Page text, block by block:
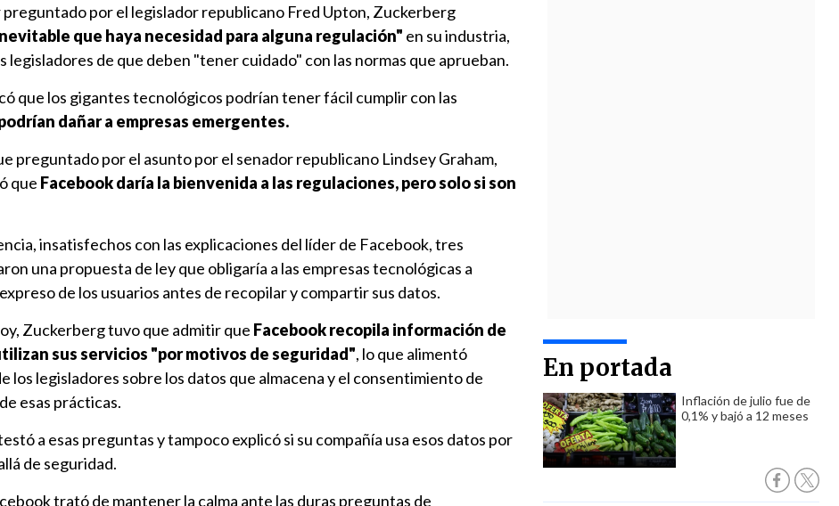
En portada
Inflación de julio fue de
0,1% y bajó a 12 meses
preguntado por el legislador republicano Fred Upton, Zuckerberg
que haya necesidad para alguna regulación" en su industria,
legisladores de que deben "tener cuidado" con las normas que aprueban.
que los gigantes tecnológicos podrían tener fácil cumplir con las
dañar a empresas emergentes.
preguntado por el asunto por el senador republicano Lindsey Graham,
que Facebook daría la bienvenida a las regulaciones, pero solo si son
insatisfechos con las explicaciones del líder de Facebook, tres
una propuesta de ley que obligaría a las empresas tecnológicas a
de los usuarios antes de recopilar y compartir sus datos.
Zuckerberg tuvo que admitir que Facebook recopila información de
sus servicios "por motivos de seguridad", lo que alimentó
los legisladores sobre los datos que almacena y el consentimiento de
esas prácticas.
a esas preguntas y tampoco explicó si su compañía usa esos datos por
de seguridad.
trató de mantener la calma ante las duras preguntas de